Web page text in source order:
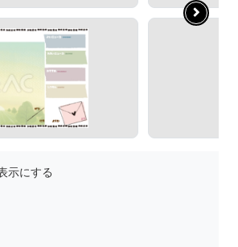
示にする